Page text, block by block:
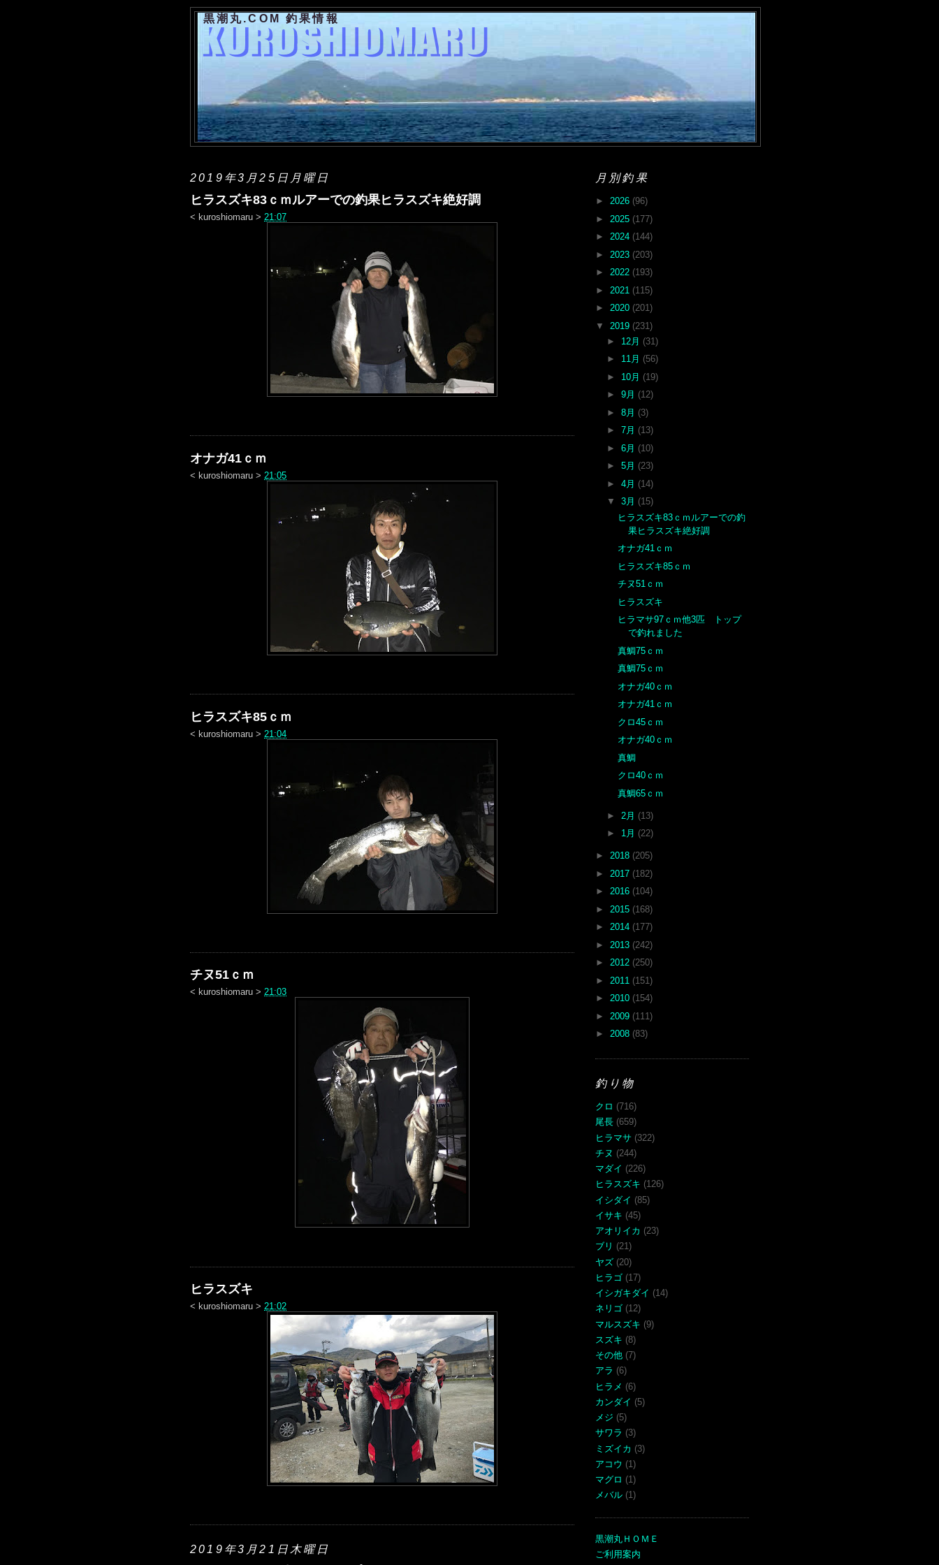
黒潮丸.COM 釣果情報
2019年3月25日月曜日
ヒラスズキ83ｃｍルアーでの釣果ヒラスズキ絶好調
< kuroshiomaru > 21:07
オナガ41ｃｍ
< kuroshiomaru > 21:05
ヒラスズキ85ｃｍ
< kuroshiomaru > 21:04
チヌ51ｃｍ
< kuroshiomaru > 21:03
ヒラスズキ
< kuroshiomaru > 21:02
2019年3月21日木曜日
月別釣果
► 2026 (96)
► 2025 (177)
► 2024 (144)
► 2023 (203)
► 2022 (193)
► 2021 (115)
► 2020 (201)
▼ 2019 (231)
► 12月 (31)
► 11月 (56)
► 10月 (19)
► 9月 (12)
► 8月 (3)
► 7月 (13)
► 6月 (10)
► 5月 (23)
► 4月 (14)
▼ 3月 (15)
ヒラスズキ83ｃｍルアーでの釣
果ヒラスズキ絶好調
オナガ41ｃｍ
ヒラスズキ85ｃｍ
チヌ51ｃｍ
ヒラスズキ
ヒラマサ97ｃｍ他3匹 トップ
で釣れました
真鯛75ｃｍ
真鯛75ｃｍ
オナガ40ｃｍ
オナガ41ｃｍ
クロ45ｃｍ
オナガ40ｃｍ
真鯛
クロ40ｃｍ
真鯛65ｃｍ
► 2月 (13)
► 1月 (22)
► 2018 (205)
► 2017 (182)
► 2016 (104)
► 2015 (168)
► 2014 (177)
► 2013 (242)
► 2012 (250)
► 2011 (151)
► 2010 (154)
► 2009 (111)
► 2008 (83)
釣り物
クロ (716)
尾長 (659)
ヒラマサ (322)
チヌ (244)
マダイ (226)
ヒラスズキ (126)
イシダイ (85)
イサキ (45)
アオリイカ (23)
ブリ (21)
ヤズ (20)
ヒラゴ (17)
イシガキダイ (14)
ネリゴ (12)
マルスズキ (9)
スズキ (8)
その他 (7)
アラ (6)
ヒラメ (6)
カンダイ (5)
メジ (5)
サワラ (3)
ミズイカ (3)
アコウ (1)
マグロ (1)
メバル (1)
黒潮丸ＨＯＭＥ
ご利用案内